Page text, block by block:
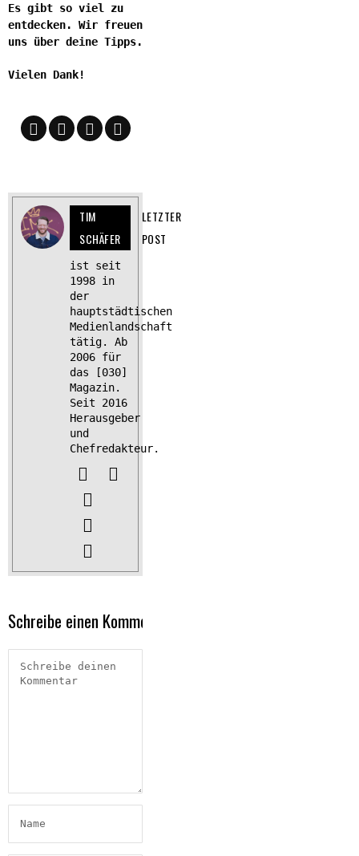
Es gibt so viel zu
entdecken. Wir freuen
uns über deine Tipps.
Vielen Dank!
TIM
SCHÄFER
LETZTER
POST
ist seit
1998 in
der
hauptstädtischen
Medienlandschaft
tätig. Ab
2006 für
das [030]
Magazin.
Seit 2016
Herausgeber
und
Chefredakteur.
Schreibe einen Kommentar